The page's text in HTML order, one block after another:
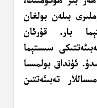
بىلەن بولغان
بار. قۇرئان
سىستېما
ئۇنداق بولمىسا
تەبىئەتتىن